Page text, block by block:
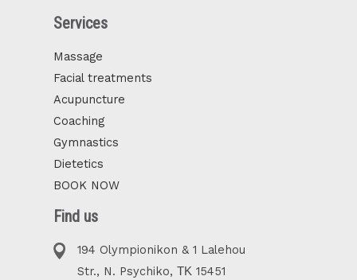
Services
Massage
Facial treatments
Acupuncture
Coaching
Gymnastics
Dietetics
BOOK NOW
Find us
194 Olympionikon & 1 Lalehou
Str., N. Psychiko, ΤΚ 15451